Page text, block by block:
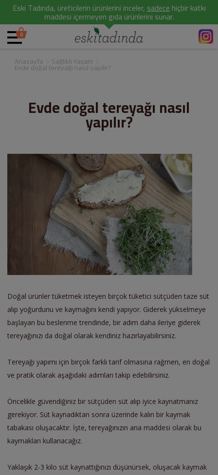
Eski Tadında, üreticilerin ürünlerini inceler,sadecehiçbir katkı
maddesi içermeyen gıda ürünlerini sunar.
0
Anasayfa Sağlıklı Yaşam
Evde doğal tereyağı nasıl yapılır?
Evde doğal tereyağı nasıl
yapılır?
Doğal ürünler tüketmek isteyen birçok tüketici sütçüden taze süt
alıp yoğurdunu ve kaymağını kendi yapıyor. Giderek yükselmeye
başlayan bu beslenme trendinde, bir adım daha ileriye giderek
tereyağınızı da doğal olarak kendiniz hazırlayabilirsiniz.
Tereyağı yapımı için birçok farklı tarif olmasına rağmen, en doğal
ve pratik olarak aşağıdaki adımları takip edebilirsiniz.
Öncelikle güvendiğiniz bir sütçüden süt alıp iyice kaynatmanız
gerekiyor. Süt kaynadıktan sonra üzerinde kalın bir kaymak
tabakası oluşacaktır. İşte, tereyağınızın ana maddesi olarak bu
kaymakları kullanacağız.
Yaklaşık 2-3 kilo süt kaynattığınızı düşünürsek, oluşacak kaymak